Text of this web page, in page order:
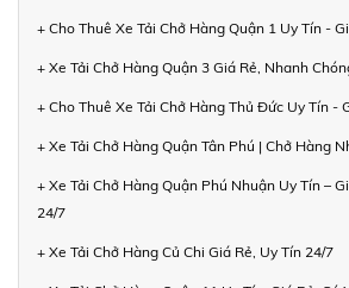
+ Cho Thuê Xe Tải Chở Hàng Quận 1 Uy Tín -
+ Xe Tải Chở Hàng Quận 3 Giá Rẻ, Nhanh
+ Cho Thuê Xe Tải Chở Hàng Thủ Đức Uy Tín -
+ Xe Tải Chở Hàng Quận Tân Phú | Chở Hàng
+ Xe Tải Chở Hàng Quận Phú Nhuận Uy Tín –
24/7
+ Xe Tải Chở Hàng Củ Chi Giá Rẻ, Uy Tín 24/7